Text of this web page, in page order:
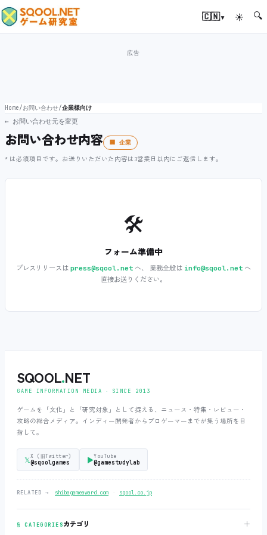
🇨🇳▾ ☀ 🔍
Home/お問い合わせ/企業様向け
← お問い合わせ元を変更
お問い合わせ内容 🏢 企業
* は必須項目です。お送りいただいた内容は3営業日以内にご返信します。
🛠️
フォーム準備中
プレスリリースは press@sqool.net へ、 業務全般は info@sqool.net へ
直接お送りください。
SQOOL.NET
GAME INFORMATION MEDIA ‧ SINCE 2013
ゲームを「文化」と「研究対象」として捉える、ニュース・特集・レビュー・
攻略の総合メディア。インディー開発者からプロゲーマーまでが集う場所を目
指して。
𝕏X (旧Twitter)
@sqoolgames ▶YouTube
@gamestudylab
RELATED → shibagameaward.com ‧ sqool.co.jp
§ CATEGORIESカテゴリ ＋